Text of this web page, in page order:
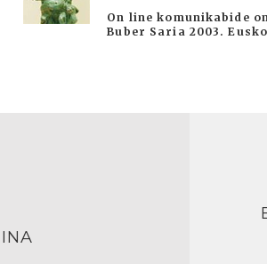
On line komunikabide
Buber Saria 2003.